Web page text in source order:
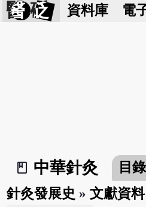
醫 砭 資料庫 電
book_2
中華針灸 目錄
針灸發展史 »文獻資料